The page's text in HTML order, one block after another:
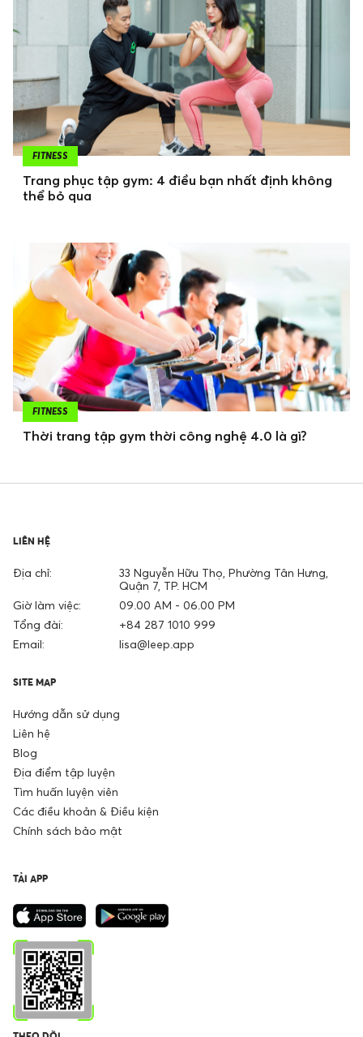
FITNESS
Trang phục tập gym: 4 điều bạn nhất định không
thể bỏ qua
FITNESS
Thời trang tập gym thời công nghệ 4.0 là gì?
LIÊN HỆ
Địa chỉ:
33 Nguyễn Hữu Thọ, Phường Tân Hưng,
Quận 7, TP. HCM
Giờ làm việc:
09.00 AM - 06.00 PM
Tổng đài:
+84 287 1010 999
Email:
lisa@leep.app
SITE MAP
Hướng dẫn sử dụng
Liên hệ
Blog
Địa điểm tập luyện
Tìm huấn luyện viên
Các điều khoản & Điều kiện
Chính sách bảo mật
TẢI APP